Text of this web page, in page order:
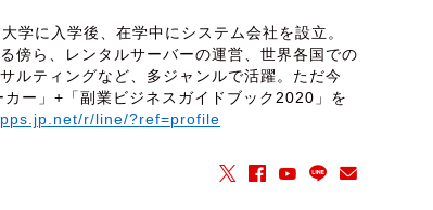
学に入学後、在学中にシステム会社を設立。
傍ら、レンタルサーバーの運営、世界各国での
ルティングなど、多ジャンルで活躍。ただ今
ー」+「副業ビジネスガイドブック2020」を
r/line/?ref=profile